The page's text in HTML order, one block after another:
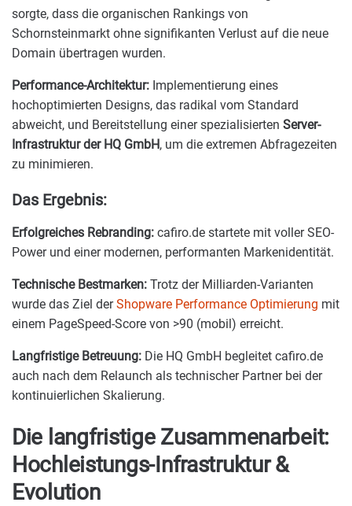
sorgte, dass die organischen Rankings von
Schornsteinmarkt ohne signifikanten Verlust auf die neue
Domain übertragen wurden.
Performance-Architektur: Implementierung eines
hochoptimierten Designs, das radikal vom Standard
abweicht, und Bereitstellung einer spezialisierten Server-
Infrastruktur der HQ GmbH, um die extremen Abfragezeiten
zu minimieren.
Das Ergebnis:
Erfolgreiches Rebranding: cafiro.de startete mit voller SEO-
Power und einer modernen, performanten Markenidentität.
Technische Bestmarken: Trotz der Milliarden-Varianten
wurde das Ziel derShopware Performance Optimierung mit
einem PageSpeed-Score von >90 (mobil) erreicht.
Langfristige Betreuung: Die HQ GmbH begleitet cafiro.de
auch nach dem Relaunch als technischer Partner bei der
kontinuierlichen Skalierung.
Die langfristige Zusammenarbeit:
Hochleistungs-Infrastruktur &
Evolution